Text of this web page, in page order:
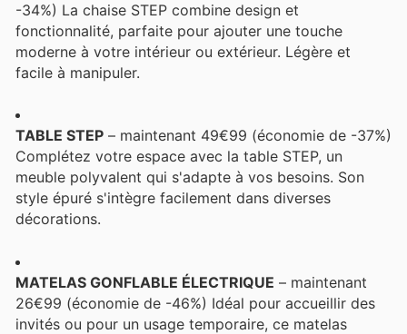
-34%) La chaise STEP combine design et
fonctionnalité, parfaite pour ajouter une touche
moderne à votre intérieur ou extérieur. Légère et
facile à manipuler.
TABLE STEP – maintenant 49€99 (économie de -37%)
Complétez votre espace avec la table STEP, un
meuble polyvalent qui s'adapte à vos besoins. Son
style épuré s'intègre facilement dans diverses
décorations.
MATELAS GONFLABLE ÉLECTRIQUE – maintenant
26€99 (économie de -46%) Idéal pour accueillir des
invités ou pour un usage temporaire, ce matelas